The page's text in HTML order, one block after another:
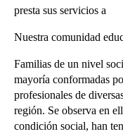
presta sus servicios a
Nuestra comunidad
Familias de un nivel
mayoría conformadas
profesionales de
región. Se observa en
condición social, han